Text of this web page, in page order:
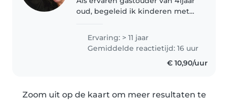
oud, begeleid ik kinderen met
jaar ervaring in de
kinderopvang, ben ik
gecertificeerd in eerste hulp en
Ervaring: > 11 jaar
Gemiddelde reactietijd: 16 uur
€ 10,90/uur
Zoom uit op de kaart om meer resultaten te